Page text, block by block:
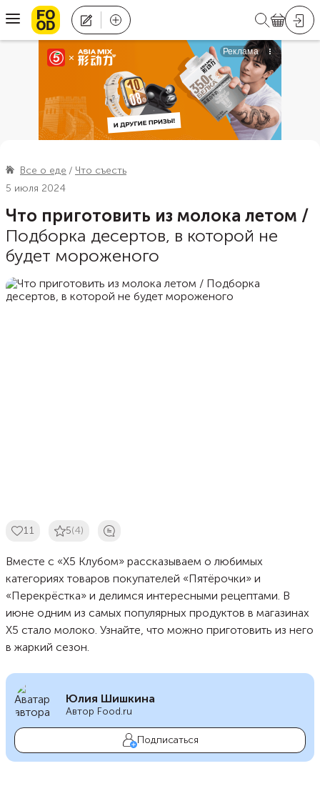
Все о еде
Что съесть
5 июля 2024
Что приготовить из молока летом /
Подборка десертов, в которой не
будет мороженого
11 5(4)
Вместе с «Х5 Клубом» рассказываем о любимых
категориях товаров покупателей «Пятёрочки» и
«Перекрёстка» и делимся интересными рецептами. В
июне одним из самых популярных продуктов в магазинах
X5 стало молоко. Узнайте, что можно приготовить из него
в жаркий сезон.
Юлия Шишкина
Автор Food.ru
Подписаться